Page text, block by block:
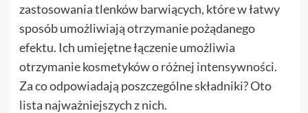
zastosowania tlenków barwiących, które w łatwy
sposób umożliwiają otrzymanie pożądanego
efektu. Ich umiejętne łączenie umożliwia
otrzymanie kosmetyków o różnej intensywności.
Za co odpowiadają poszczególne składniki? Oto
lista najważniejszych z nich.